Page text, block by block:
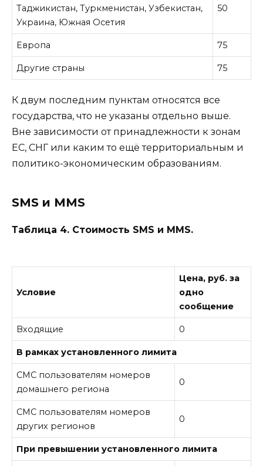
Таджикистан, Туркменистан, Узбекистан,
Украина, Южная Осетия
50
Европа 75
Другие страны 75
К двум последним пунктам относятся все
государства, что не указаны отдельно выше.
Вне зависимости от принадлежности к зонам
ЕС, СНГ или каким то ещё территориальным и
политико-экономическим образованиям.
SMS и MMS
Таблица 4. Стоимость SMS и MMS.
Условие
Цена, руб. за
одно
сообщение
Входящие 0
В рамках установленного лимита
СМС пользователям номеров
домашнего региона
0
СМС пользователям номеров
других регионов
0
При превышении установленного лимита